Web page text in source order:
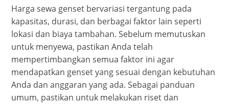
Harga sewa genset bervariasi tergantung pada
kapasitas, durasi, dan berbagai faktor lain seperti
lokasi dan biaya tambahan. Sebelum memutuskan
untuk menyewa, pastikan Anda telah
mempertimbangkan semua faktor ini agar
mendapatkan genset yang sesuai dengan kebutuhan
Anda dan anggaran yang ada. Sebagai panduan
umum, pastikan untuk melakukan riset dan